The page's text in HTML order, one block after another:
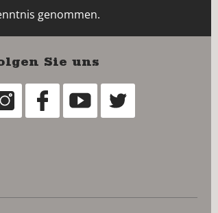
genommen.
Sie uns